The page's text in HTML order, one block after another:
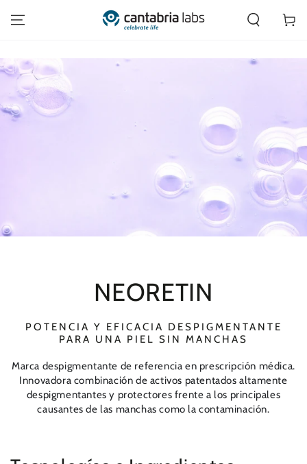
IR AL CONTENIDO Carrito
NEORETIN
POTENCIA Y EFICACIA DESPIGMENTANTE
PARA UNA PIEL SIN MANCHAS
Marca despigmentante de referencia en prescripción médica.
Innovadora combinación de activos patentados altamente
despigmentantes y protectores frente a los principales
causantes de las manchas como la contaminación.